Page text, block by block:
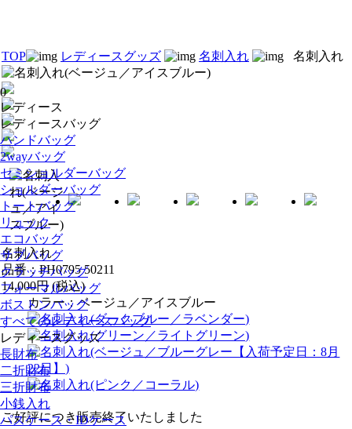
0
レディース
レディースバッグ
ハンドバッグ
2wayバッグ
セミショルダーバッグ
ショルダーバッグ
トートバッグ
リュック
エコバッグ
サブバッグ
クラッチバッグ
フォーマルバッグ
ボストンバッグ
すべてのレディースバッグ
レディースグッズ
長財布
二折財布
三折財布
小銭入れ
パスケース・IDケース
TOP レディースグッズ 名刺入れ 名刺入れ
名刺入れ
品番：PH0795 50211
14,000円 (税込)
カラー：ベージュ／アイスブルー
ご好評につき販売終了いたしました